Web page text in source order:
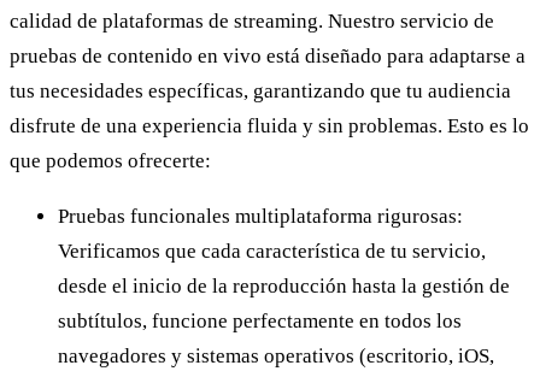
calidad de plataformas de streaming. Nuestro servicio de
pruebas de contenido en vivo está diseñado para adaptarse a
tus necesidades específicas, garantizando que tu audiencia
disfrute de una experiencia fluida y sin problemas. Esto es lo
que podemos ofrecerte:
Pruebas funcionales multiplataforma rigurosas:
Verificamos que cada característica de tu servicio,
desde el inicio de la reproducción hasta la gestión de
subtítulos, funcione perfectamente en todos los
navegadores y sistemas operativos (escritorio, iOS,